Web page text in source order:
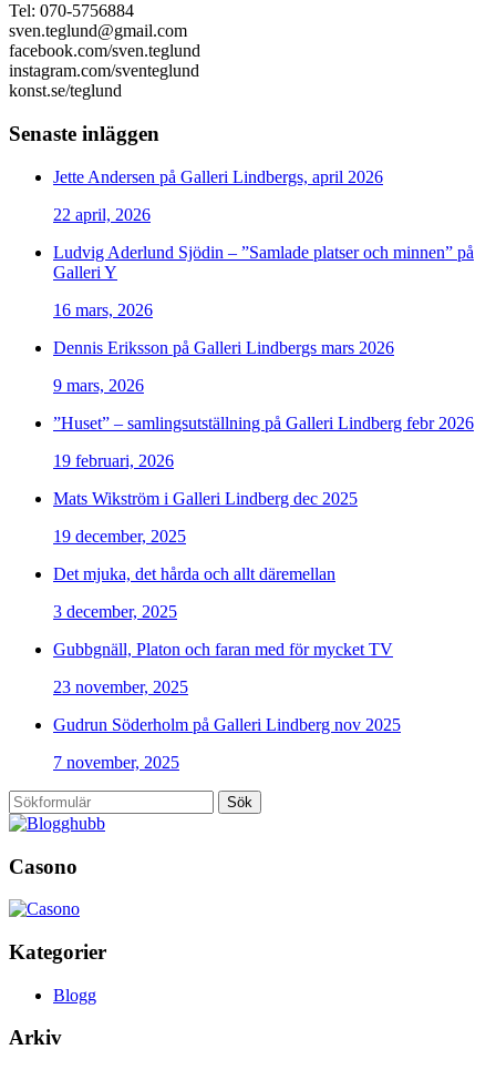
Tel: 070-5756884
sven.teglund@gmail.com
facebook.com/sven.teglund
instagram.com/sventeglund
konst.se/teglund
Senaste inläggen
Jette Andersen på Galleri Lindbergs, april 2026
22 april, 2026
Ludvig Aderlund Sjödin – ”Samlade platser och minnen” på
Galleri Y
16 mars, 2026
Dennis Eriksson på Galleri Lindbergs mars 2026
9 mars, 2026
”Huset” – samlingsutställning på Galleri Lindberg febr 2026
19 februari, 2026
Mats Wikström i Galleri Lindberg dec 2025
19 december, 2025
Det mjuka, det hårda och allt däremellan
3 december, 2025
Gubbgnäll, Platon och faran med för mycket TV
23 november, 2025
Gudrun Söderholm på Galleri Lindberg nov 2025
7 november, 2025
Sök
Casono
Kategorier
Blogg
Arkiv